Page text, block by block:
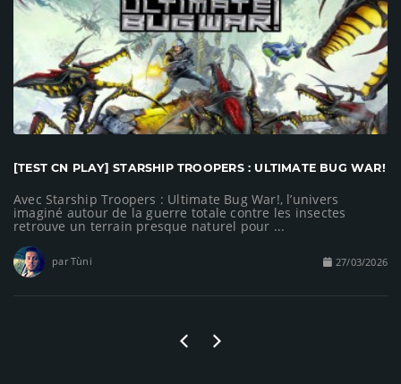
[TEST CN PLAY] STARSHIP TROOPERS : ULTIMATE BUG WAR!
Avec Starship Troopers : Ultimate Bug War!, l’univers
imaginé autour de la guerre totale contre les insectes
retrouve un terrain presque naturel pour ...
par Tùni 27/03/2026